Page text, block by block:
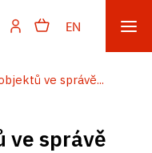
EN
ve správě...
ve správě